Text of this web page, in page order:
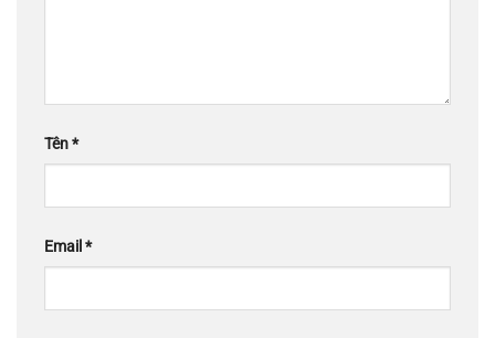
Tên*
Email *